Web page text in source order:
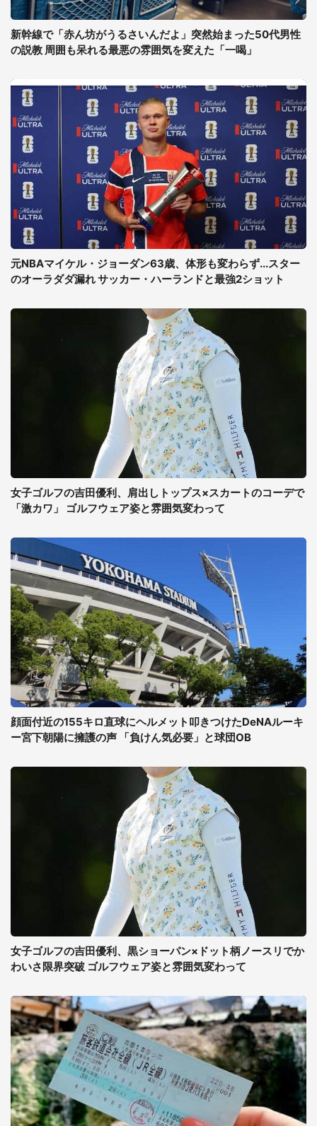
新幹線で「赤ん坊がうるさいんだよ」突然始まった50代男性
の説教 周囲も呆れる最悪の雰囲気を変えた「一喝」
元NBAマイケル・ジョーダン63歳、体形も変わらず...スター
のオーラダダ漏れ サッカー・ハーランドと最強2ショット
女子ゴルフの吉田優利、肩出しトップス×スカートのコーデで
「激カワ」 ゴルフウェア姿と雰囲気変わって
顔面付近の155キロ直球にヘルメット叩きつけたDeNAルーキ
ー宮下朝陽に擁護の声 「負けん気必要」と球団OB
女子ゴルフの吉田優利、黒ショーパン×ドット柄ノースリでか
わいさ限界突破 ゴルフウェア姿と雰囲気変わって